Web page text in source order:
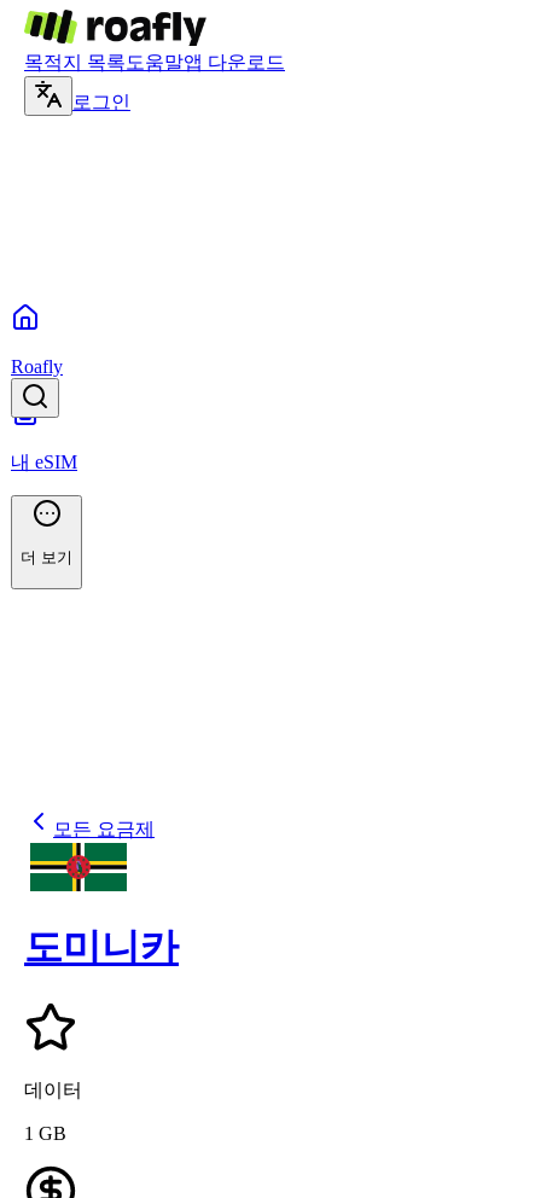
목적지 목록도움말앱 다운로드
로그인
Roafly
내 eSIM
더 보기
모든 요금제
도미니카
데이터
1 GB